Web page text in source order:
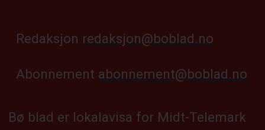
Redaksjon redaksjon@boblad.no
Abonnement abonnement@boblad.no
Bø blad er lokalavisa for Midt-Telemark